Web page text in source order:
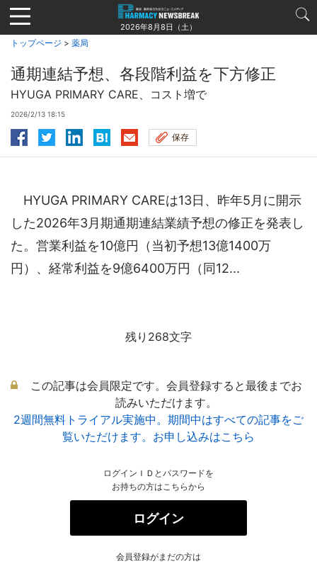
Jump
to
navigation
2026年8月8日（土）
トップページ > 薬局
通期連結予想、各段階利益を下方修正
HYUGA PRIMARY CARE、コスト増で
2026/2/13 18:15
保存
HYUGA PRIMARY CAREは13日、昨年5月に開示
した2026年3月期通期連結業績予想の修正を発表し
た。営業利益を10億円（当初予想13億1400万
円）、経常利益を9億6400万円（同12...
残り268文字
この記事は会員限定です。会員登録すると最後までお
読みいただけます。
2週間無料トライアル実施中。期間中はすべての記事をご
覧いただけます。お申し込みはこちら
ログインＩＤとパスワードを
お持ちの方はこちらから
ログイン
会員登録がまだの方は